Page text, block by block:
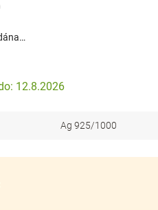
12.8.2026
Ag 925/1000